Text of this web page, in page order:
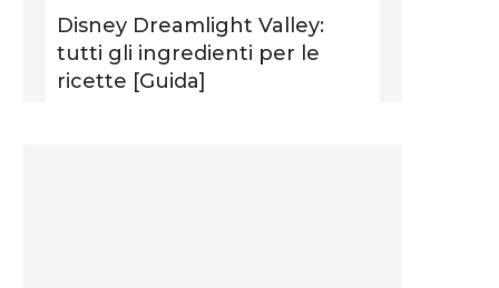
Disney Dreamlight Valley:
tutti gli ingredienti per le
ricette [Guida]